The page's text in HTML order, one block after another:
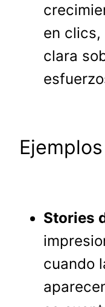
en clics,
clara
Stories
cuando